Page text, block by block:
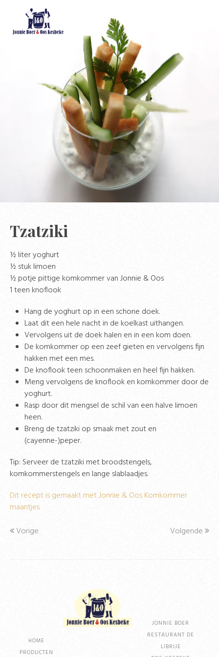
Tzatziki
½ liter yoghurt
½ stuk limoen
½ potje pittige komkommer van Jonnie & Oos
1 teen knoflook
Hang de yoghurt op in een schone doek.
Laat dit een hele nacht in de koelkast uithangen.
Vervolgens uit de doek halen en in een kom doen.
De komkommer op een zeef gieten en vervolgens fijn
hakken met een mes.
De knoflook teen schoonmaken en heel fijn hakken.
Meng vervolgens de knoflook en komkommer door de
yoghurt.
Rasp door dit mengsel de schil van een halve limoen
heen.
Breng de tzatziki op smaak met zout en
(cayenne-)peper.
Tip: Serveer de tzatziki met broodstengels,
komkommerstengels en lange slablaadjes.
Dit recept is gemaakt met Jonnie & Oos Komkommer
maantjes
Vorige
Volgende
HOME
PRODUCTEN
JONNIE BOER
RESTAURANT DE
LIBRIJE